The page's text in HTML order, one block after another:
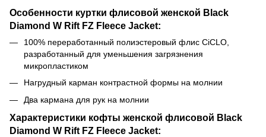
Особенности куртки флисовой женской Black
Diamond W Rift FZ Fleece Jacket:
100% переработанный полиэстеровый флис CiCLO,
разработанный для уменьшения загрязнения
микропластиком
Нагрудный карман контрастной формы на молнии
Два кармана для рук на молнии
Характеристики кофты женской флисовой Black
Diamond W Rift FZ Fleece Jacket: